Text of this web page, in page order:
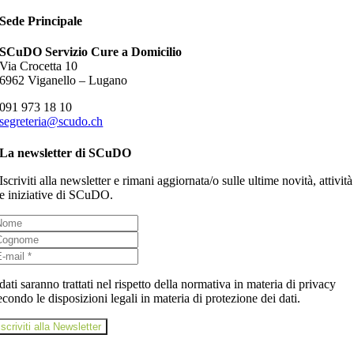
Sede Principale
SCuDO Servizio Cure a Domicilio
Via Crocetta 10
6962 Viganello – Lugano
091 973 18 10
segreteria@scudo.ch
La newsletter di SCuDO
Iscriviti alla newsletter e rimani aggiornata/o sulle ultime novità, attività
e iniziative di SCuDO.
saranno trattati nel rispetto della normativa in materia di privacy
le disposizioni legali in materia di protezione dei dati.
alla Newsletter